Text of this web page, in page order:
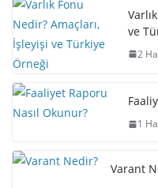
ve
2
1
Varant